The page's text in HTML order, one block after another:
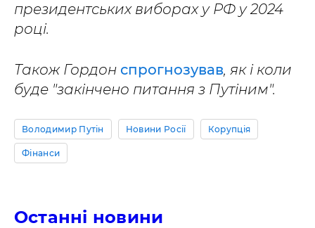
президентських виборах у РФ у 2024
році.
Також Гордон спрогнозував, як і коли
буде "закінчено питання з Путіним".
Володимир Путін Новини Росії Корупція
Фінанси
Останні новини